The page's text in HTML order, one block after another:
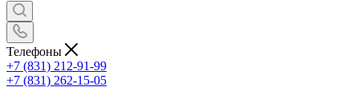
Телефоны
+7 (831) 212-91-99
+7 (831) 262-15-05